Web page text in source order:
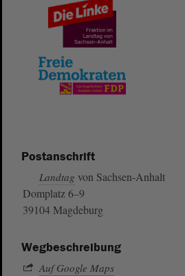
Postanschrift
Landtag von Sachsen-Anhalt
Domplatz 6–9
39104 Magdeburg
Wegbeschreibung
Auf Google Maps